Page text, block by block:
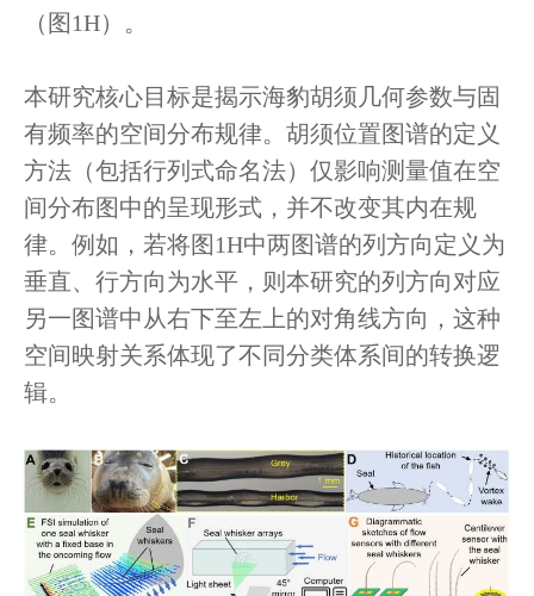
（图1H）。
本研究核心目标是揭示海豹胡须几何参数与固
有频率的空间分布规律。胡须位置图谱的定义
方法（包括行列式命名法）仅影响测量值在空
间分布图中的呈现形式，并不改变其内在规
律。例如，若将图1H中两图谱的列方向定义为
垂直、行方向为水平，则本研究的列方向对应
另一图谱中从右下至左上的对角线方向，这种
空间映射关系体现了不同分类体系间的转换逻
辑。